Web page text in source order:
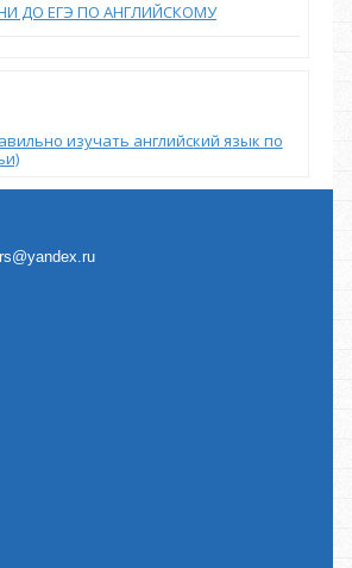
ДО ЕГЭ ПО АНГЛИЙСКОМУ
изучать английский язык по